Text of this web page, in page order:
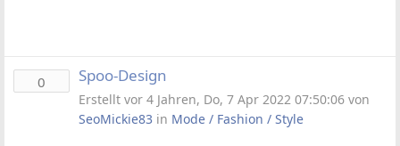
0 Spoo-Design
Erstellt vor 4 Jahren, Do, 7 Apr 2022 07:50:06 von
SeoMickie83 in Mode / Fashion / Style